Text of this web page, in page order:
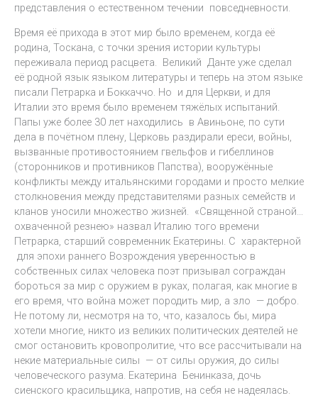
представления о естественном течении повседневности.
Время её прихода в этот мир было временем, когда её
родина, Тоскана, с точки зрения истории культуры
переживала период расцвета. Великий Данте уже сделал
её родной язык языком литературы и теперь на этом языке
писали Петрарка и Боккаччо. Но и для Церкви, и для
Италии это время было временем тяжёлых испытаний.
Папы уже более 30 лет находились в Авиньоне, по сути
дела в почётном плену, Церковь раздирали ереси, войны,
вызванные противостоянием гвельфов и гибеллинов
(сторонников и противников Папства), вооружённые
конфликты между итальянскими городами и просто мелкие
столкновения между представителями разных семейств и
кланов уносили множество жизней. «Священной страной…
охваченной резнею» назвал Италию того времени
Петрарка, старший современник Екатерины. С характерной
для эпохи раннего Возрождения уверенностью в
собственных силах человека поэт призывал сограждан
бороться за мир с оружием в руках, полагая, как многие в
его время, что война может породить мир, а зло — добро.
Не потому ли, несмотря на то, что, казалось бы, мира
хотели многие, никто из великих политических деятелей не
смог остановить кровопролитие, что все рассчитывали на
некие материальные силы — от силы оружия, до силы
человеческого разума. Екатерина Бенинказа, дочь
сиенского красильщика, напротив, на себя не надеялась.